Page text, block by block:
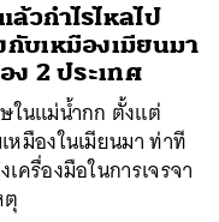
วกำไรไหลไป
บเหมืองเมียนมา
2 ประเทศ
ในแม่น้ำกก ตั้งแต่
หมืองในเมียนมา ท่าที
ครื่องมือในการเจรจา